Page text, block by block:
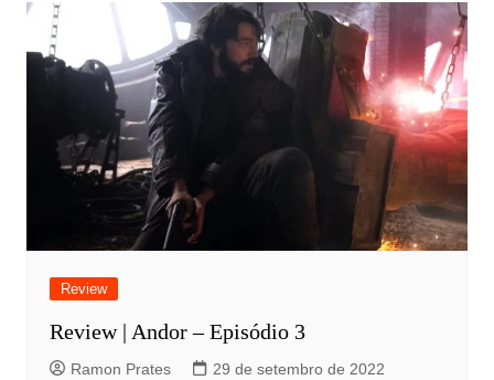
Review
Review | Andor – Episódio 3
Ramon Prates
29 de setembro de 2022